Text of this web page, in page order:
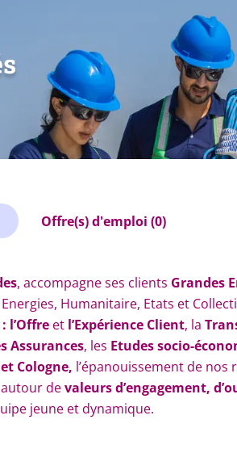
Offre(s) d'emploi (0)
, accompagne ses clients Grandes
Humanitaire, Etats et
l’Offre et l’Expérience Client, la
Assurances, les Etudes socio-
Cologne, l’épanouissement de nos
devaleurs d’engagement,
jeune et dynamique.